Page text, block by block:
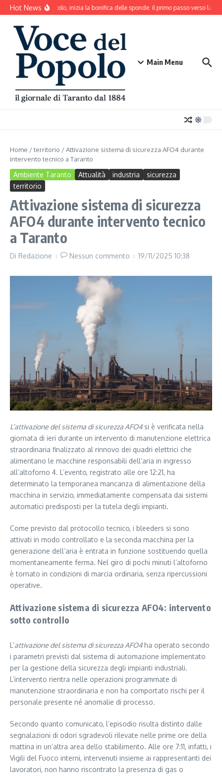
Salta al contenuto
Hot NewsMar Piccolo, inizia la bonifica delle sponde: il primo passo verso la
Main Menu
Home /territorio /Attivazione sistema di sicurezza AFO4 durante
intervento tecnico a Taranto
Ambiente Taranto Attualità industria
sicurezza
territorio
Attivazione sistema di sicurezza
AFO4 durante intervento tecnico
a Taranto
Di Redazione Nessun commento 19/11/2025 10:38
L’attivazione del sistema di sicurezza AFO4si è verificata nella
giornata di ieri durante un intervento di manutenzione elettrica
straordinaria finalizzato al rinnovo dei quadri elettrici che
alimentano le macchine responsabili dell’aria in ingresso
all’altoforno 4. L’evento, registrato alle ore 12:21, ha
determinato la temporanea mancanza di alimentazione della
macchina in servizio, immediatamente compensata dai sistemi
automatici predisposti per la tutela degli impianti.
Come previsto dal protocollo tecnico, i bleeders si sono
attivati in modo controllato e la seconda macchina per la
generazione dell’aria è entrata in funzione sostituendo quella
momentaneamente ferma. Nel giro di pochi minuti l’altoforno
è tornato in condizioni di marcia ordinaria, senza ripercussioni
operative.
Attivazione sistema di sicurezza AFO4: intervento
sotto controllo
L’attivazione del sistema di sicurezza AFO4ha operato secondo
i parametri previsti dal sistema di automazione implementato
per la gestione della sicurezza degli impianti industriali.
L’intervento rientra nelle operazioni programmate di
manutenzione straordinaria e non ha comportato rischi per il
personale presente né anomalie di processo.
Secondo quanto comunicato, l’episodio risulta distinto dalle
segnalazioni di odori sgradevoli rilevate nelle prime ore della
mattina in un’altra area dello stabilimento. Alle ore 7:11, infatti, i
Vigili del Fuoco interni, intervenuti insieme ai rappresentanti dei
lavoratori, non hanno riscontrato la presenza di gas o